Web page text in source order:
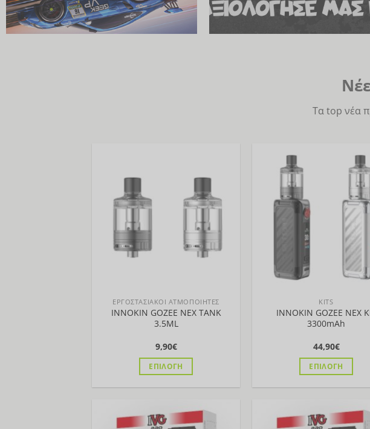
Τα top νέα
Προσθήκη
ΕΡΓΟΣΤΑΣΙΑΚΟΙ ΑΤΜΟΠΟΙΗΤΕΣ
INNOKIN GOZEE NEX TANK
3.5ML
9,90€
ΕΠΙΛΟΓΉ
προϊόν
έχει
στη
KITS
INNOKIN GOZEE NEX
3300mAh
44,90€
ΕΠΙΛΟΓΉ
προϊόν
έχει